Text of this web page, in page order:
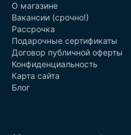
О магазине
Вакансии (срочно!)
Рассрочка
Подарочные сертификаты
Договор публичной оферты
Конфиденциальность
Карта сайта
Блог